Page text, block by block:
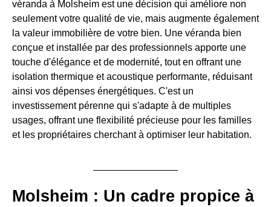
véranda à Molsheim est une décision qui améliore non
seulement votre qualité de vie, mais augmente également
la valeur immobilière de votre bien. Une véranda bien
conçue et installée par des professionnels apporte une
touche d'élégance et de modernité, tout en offrant une
isolation thermique et acoustique performante, réduisant
ainsi vos dépenses énergétiques. C'est un
investissement pérenne qui s'adapte à de multiples
usages, offrant une flexibilité précieuse pour les familles
et les propriétaires cherchant à optimiser leur habitation.
Molsheim : Un cadre propice à